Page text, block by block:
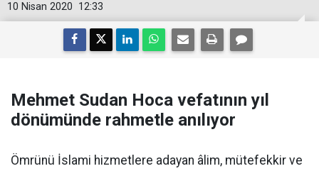
12:33
10 Nisan 2020
Mehmet Sudan Hoca vefatının yıl
dönümünde rahmetle anılıyor
Ömrünü İslami hizmetlere adayan âlim, mütefekkir ve